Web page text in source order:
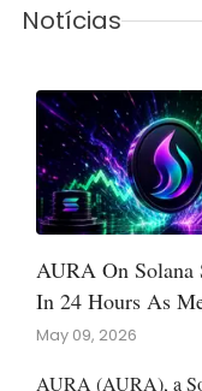
Notícias
AURA On Solana
In 24 Hours As
Speculation Returns
May 09, 2026
AURA (AURA), a